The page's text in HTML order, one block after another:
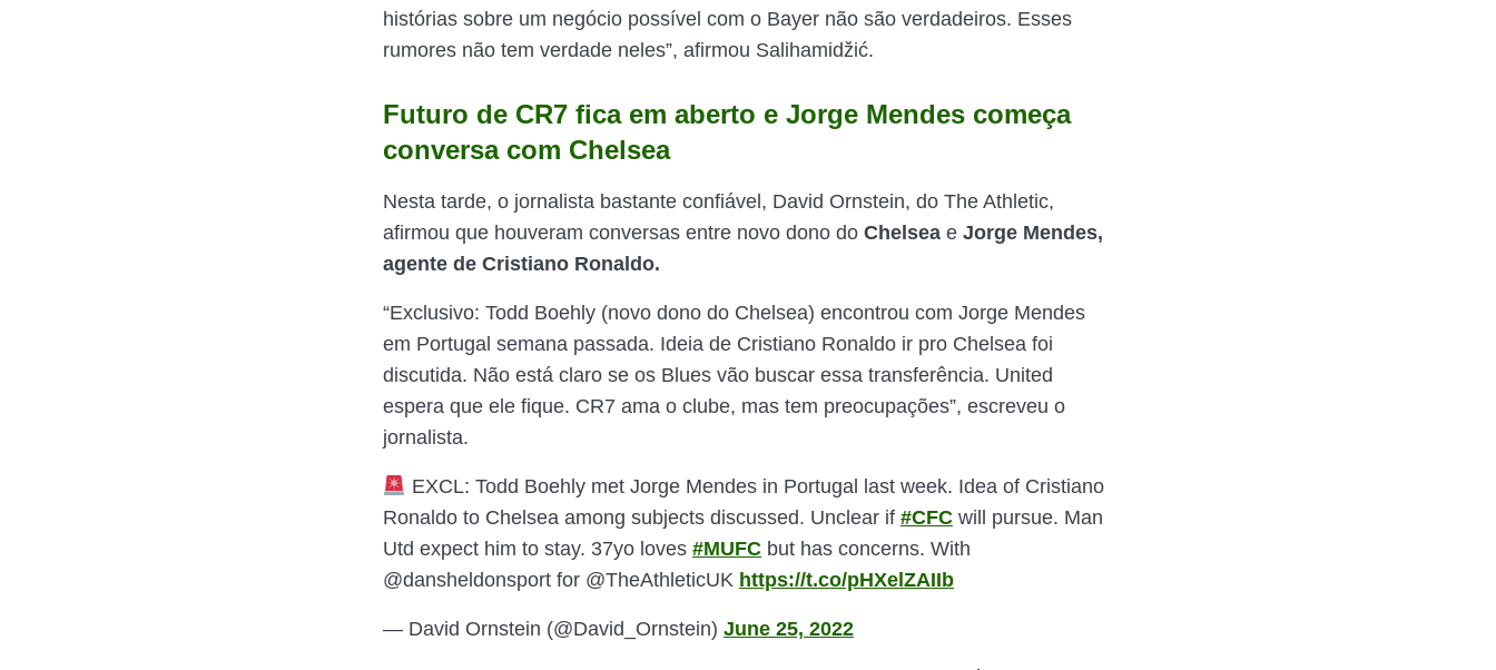
histórias sobre um negócio possível com o Bayer não são verdadeiros. Esses
rumores não tem verdade neles”, afirmou Salihamidžić.
Futuro de CR7 fica em aberto e Jorge Mendes começa
conversa com Chelsea
Nesta tarde, o jornalista bastante confiável, David Ornstein, do The Athletic,
afirmou que houveram conversas entre novo dono do Chelsea e Jorge Mendes,
agente de Cristiano Ronaldo.
“Exclusivo: Todd Boehly (novo dono do Chelsea) encontrou com Jorge Mendes
em Portugal semana passada. Ideia de Cristiano Ronaldo ir pro Chelsea foi
discutida. Não está claro se os Blues vão buscar essa transferência. United
espera que ele fique. CR7 ama o clube, mas tem preocupações”, escreveu o
jornalista.
EXCL: Todd Boehly met Jorge Mendes in Portugal last week. Idea of Cristiano
Ronaldo to Chelsea among subjects discussed. Unclear if #CFC will pursue. Man
Utd expect him to stay. 37yo loves #MUFC but has concerns. With
@dansheldonsport for @TheAthleticUK https://t.co/pHXelZAIIb
— David Ornstein (@David_Ornstein) June 25, 2022